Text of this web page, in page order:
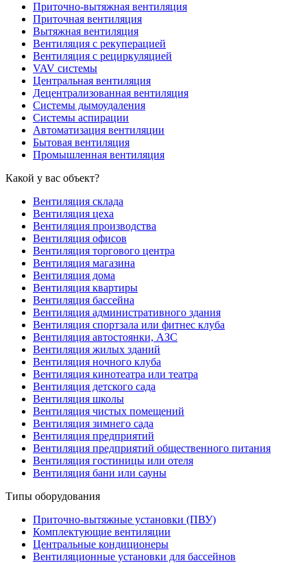
Приточно-вытяжная вентиляция
Приточная вентиляция
Вытяжная вентиляция
Вентиляция с рекуперацией
Вентиляция с рециркуляцией
VAV системы
Центральная вентиляция
Децентрализованная вентиляция
Системы дымоудаления
Системы аспирации
Автоматизация вентиляции
Бытовая вентиляция
Промышленная вентиляция
Какой у вас объект?
Вентиляция склада
Вентиляция цеха
Вентиляция производства
Вентиляция офисов
Вентиляция торгового центра
Вентиляция магазина
Вентиляция дома
Вентиляция квартиры
Вентиляция бассейна
Вентиляция административного здания
Вентиляция спортзала или фитнес клуба
Вентиляция автостоянки, АЗС
Вентиляция жилых зданий
Вентиляция ночного клуба
Вентиляция кинотеатра или театра
Вентиляция детского сада
Вентиляция школы
Вентиляция чистых помещений
Вентиляция зимнего сада
Вентиляция предприятий
Вентиляция предприятий общественного питания
Вентиляция гостиницы или отеля
Вентиляция бани или сауны
Типы оборудования
Приточно-вытяжные установки (ПВУ)
Комплектующие вентиляции
Центральные кондиционеры
Вентиляционные установки для бассейнов